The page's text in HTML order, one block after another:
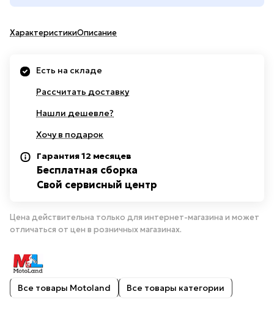
ХарактеристикиОписание
Есть на складе
Рассчитать доставку
Нашли дешевле?
Хочу в подарок
Гарантия 12 месяцев
Бесплатная сборка
Свой сервисный центр
Цена действительна только для интернет-магазина и может
отличаться от цен в розничных магазинах.
Все товары Motoland Все товары категории